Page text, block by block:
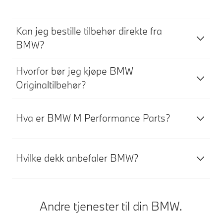
Kan jeg bestille tilbehør direkte fra
BMW?
Hvorfor bør jeg kjøpe BMW
Originaltilbehør?
Hva er BMW M Performance Parts?
Hvilke dekk anbefaler BMW?
Andre tjenester til din BMW.